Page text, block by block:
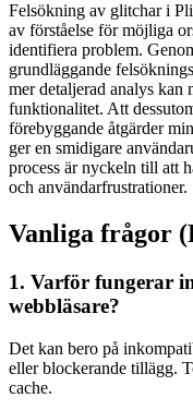
Felsökning av glitchar i
av förståelse för möjliga
identifiera problem.
grundläggande
mer detaljerad analys kan
funktionalitet. Att
förebyggande åtgärder
ger en smidigare
process är nyckeln till att
och användarfrustrationer.
Vanliga frågor
1. Varför fungerar
webbläsare?
Det kan bero på
eller blockerande tillägg.
cache.